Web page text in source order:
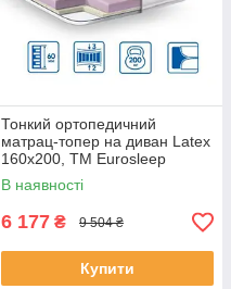
Тонкий ортопедичний
матрац-топер на диван Latex
160х200, ТМ Eurosleep
В наявності
6 177 ₴ 9 504 ₴
Купити